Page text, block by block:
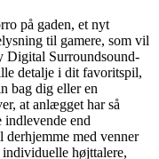
på gaden, et nyt
til gamere, som vil
Digital Surroundsound-
detalje i dit favoritspil,
bag dig eller en
at anlægget har så
indlevende end
med venner
højttalere,